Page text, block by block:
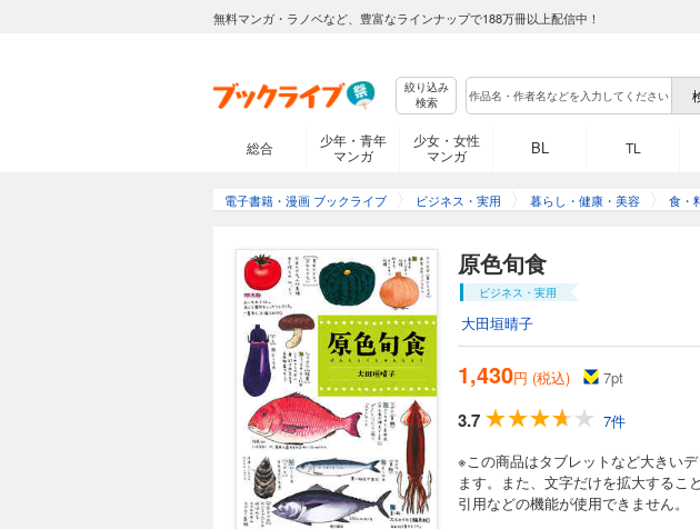
無料マンガ・ラノベなど、豊富なラインナップで188万冊以上配信中！
絞り込み
検索
総合
少年・青年
マンガ
少女・女性
マンガ
BL TL
電子書籍・漫画 ブックライブ ビジネス・実用 暮らし・健康・美容 食・
原色旬食
ビジネス・実用
大田垣晴子
1,430円 (税込) 7pt
3.7
7件
※この商品はタブレットなど大きい
ます。また、文字だけを拡大するこ
引用などの機能が使用できません。